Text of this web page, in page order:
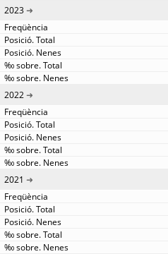
2023
2022
2021